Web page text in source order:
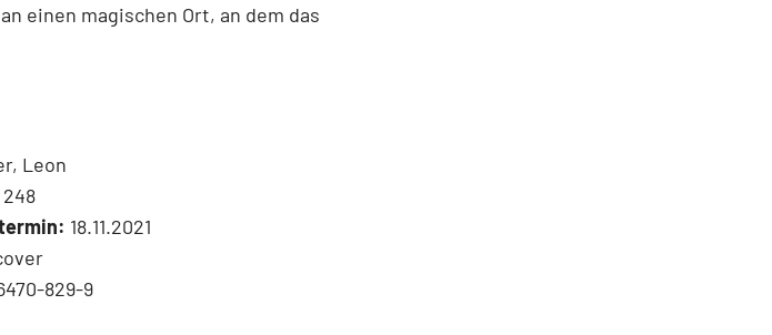
­einen ­magischen Ort, an dem das
Leon
248
18.11.2021
829-9